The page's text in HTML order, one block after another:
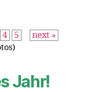
4 5
next »
Jahr!